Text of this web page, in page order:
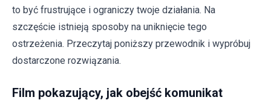
to być frustrujące i ograniczy twoje działania. Na
szczęście istnieją sposoby na uniknięcie tego
ostrzeżenia. Przeczytaj poniższy przewodnik i wypróbuj
dostarczone rozwiązania.
Film pokazujący, jak obejść komunikat